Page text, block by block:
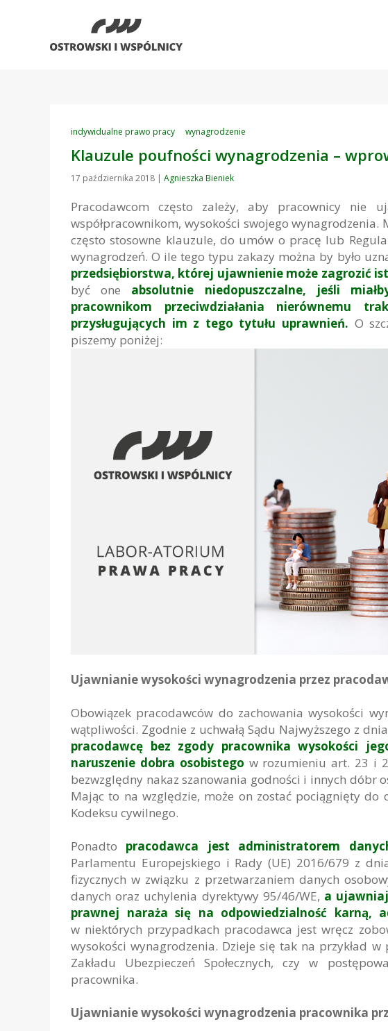
indywidualne prawo pracy wynagrodzenie
Klauzule poufności wynagrodzenia –
17 października 2018 | Agnieszka Bieniek
Pracodawcom często zależy, aby pracownicy nie
współpracownikom, wysokości swojego
często stosowne klauzule, do umów o pracę lub
wynagrodzeń. O ile tego typu zakazy można by było
przedsiębiorstwa, której ujawnienie może zagrozić
być one absolutnie niedopuszczalne, jeśli
pracownikom przeciwdziałania nierównemu
przysługujących im z tego tytułu uprawnień. O
piszemy poniżej:
Ujawnianie wysokości wynagrodzenia przez
Obowiązek pracodawców do zachowania wysokości
wątpliwości. Zgodnie z uchwałą Sądu Najwyższego z
pracodawcę bez zgody pracownika wysokości
naruszenie dobra osobistego w rozumieniu art. 23 i
bezwzględny nakaz szanowania godności i innych dóbr
Mając to na względzie, może on zostać pociągnięty
Kodeksu cywilnego.
Ponadto pracodawca jest administratorem
Parlamentu Europejskiego i Rady (UE) 2016/679 z
fizycznych w związku z przetwarzaniem danych
danych oraz uchylenia dyrektywy 95/46/WE, a
prawnej naraża się na odpowiedzialność karną,
w niektórych przypadkach pracodawca jest wręcz
wysokości wynagrodzenia. Dzieje się tak na przykład
Zakładu Ubezpieczeń Społecznych, czy w
pracownika.
Ujawnianie wysokości wynagrodzenia pracownika